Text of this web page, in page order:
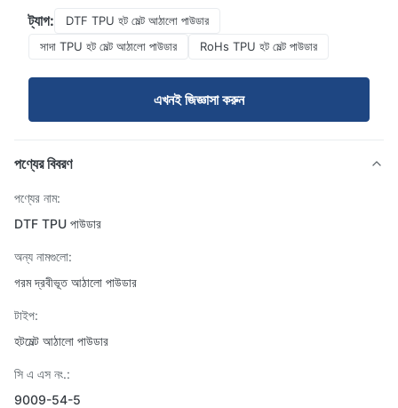
ট্যাগ:
DTF TPU হট মেল্ট আঠালো পাউডার
সাদা TPU হট মেল্ট আঠালো পাউডার
RoHs TPU হট মেল্ট পাউডার
এখনই জিজ্ঞাসা করুন
পণ্যের বিবরণ
পণ্যের নাম:
DTF TPU পাউডার
অন্য নামগুলো:
গরম দ্রবীভূত আঠালো পাউডার
টাইপ:
হটমেল্ট আঠালো পাউডার
সি এ এস নং.:
9009-54-5